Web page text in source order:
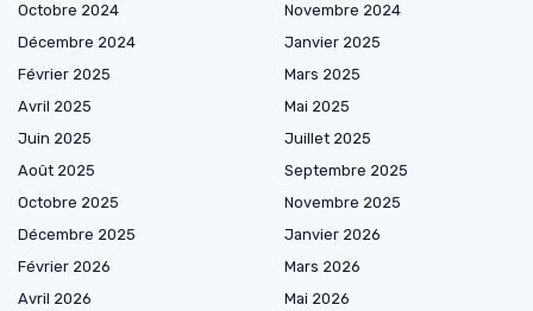
Octobre 2024
Novembre 2024
Décembre 2024
Janvier 2025
Février 2025
Mars 2025
Avril 2025
Mai 2025
Juin 2025
Juillet 2025
Août 2025
Septembre 2025
Octobre 2025
Novembre 2025
Décembre 2025
Janvier 2026
Février 2026
Mars 2026
Avril 2026
Mai 2026